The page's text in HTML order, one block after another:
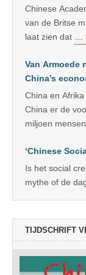
Chinese
van de Britse
laat zien dat
…
Van Armoede
China’s
China en
China er de
miljoen
‘Chinese
Is het social
mythe of de
TIJDSCHRIFT